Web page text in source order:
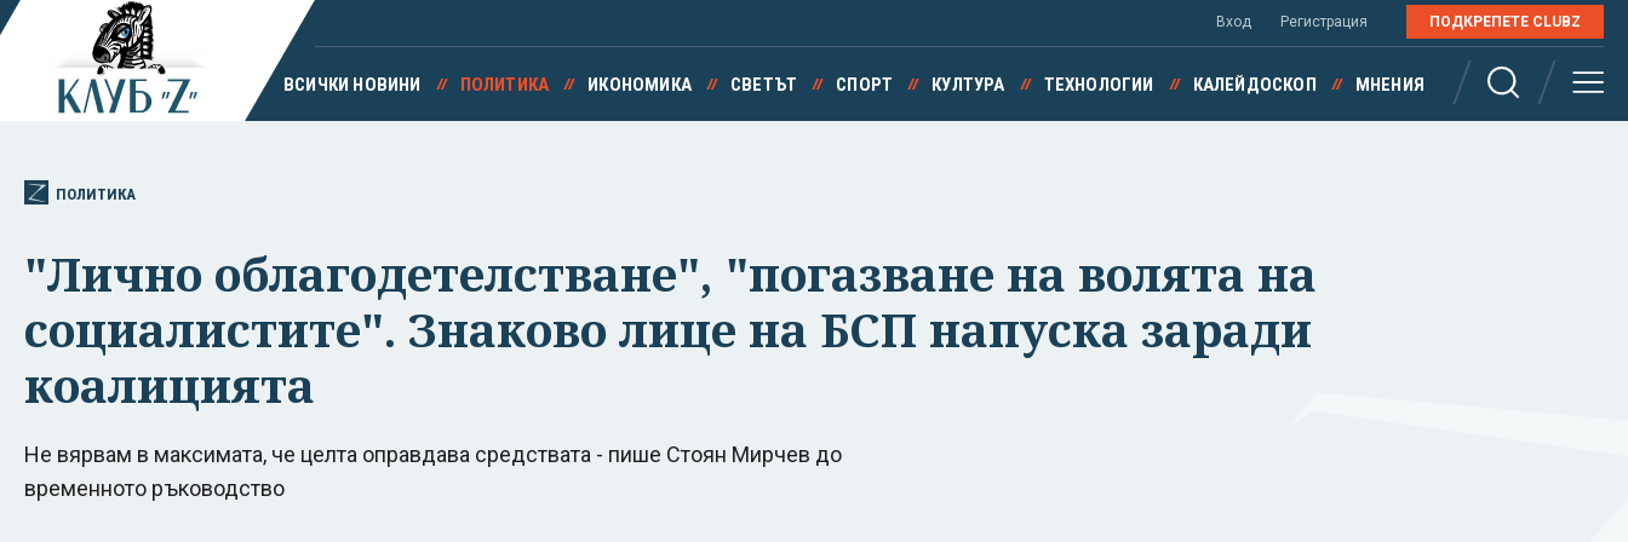
Вход Регистрация ПОДКРЕПЕТЕ CLUBZ
ВСИЧКИ НОВИНИ ПОЛИТИКА ИКОНОМИКА СВЕТЪТ СПОРТ КУЛТУРА ТЕХНОЛОГИИ КАЛЕЙДОСКОП МНЕНИЯ
ПОЛИТИКА
"Лично облагодетелстване", "погазване на волята на
социалистите". Знаково лице на БСП напуска заради
коалицията
Не вярвам в максимата, че целта оправдава средствата - пише Стоян Мирчев до
временното ръководство